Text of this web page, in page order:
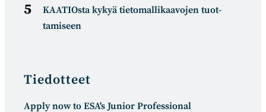
KAATIOsta kykyä tietomal­likaa­vojen tuot­
tamiseen
Tiedotteet
Apply now to ESA's Junior Professional